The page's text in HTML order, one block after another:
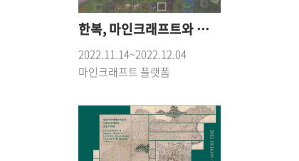
한복, 마인크래프트와 만나다.
2022.11.14~2022.12.04
마인크래프트 플랫폼